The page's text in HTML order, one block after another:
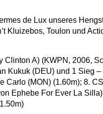
de Lux unseres
Kluizebos, Toulon und
A) (KWPN, 2006,
Kukuk (DEU) und 1 Sieg
Carlo (MON) (1.60m); 8.
Ephebe For Ever La